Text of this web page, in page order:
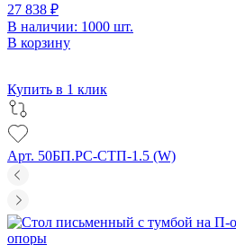
27 838 ₽
В наличии: 1000 шт.
В корзину
Купить в 1 клик
Арт. 50БП.РС-СТП-1.5 (W)